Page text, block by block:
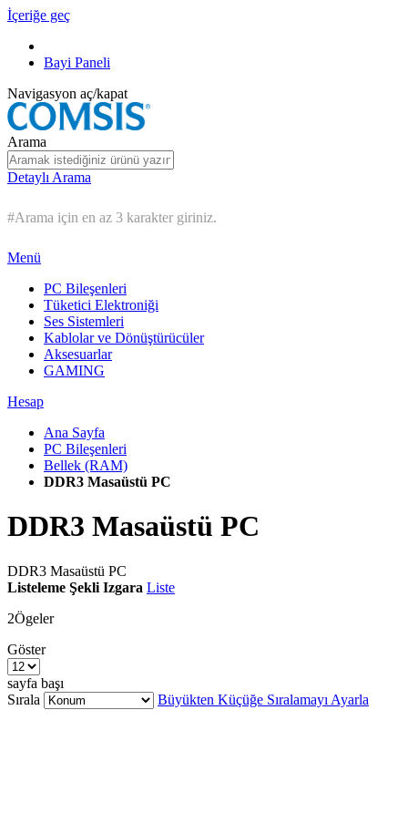
İçeriğe geç
Bayi Paneli
Navigasyon aç/kapat
Arama
Detaylı Arama
#Arama için en az 3 karakter giriniz.
Menü
PC Bileşenleri
Tüketici Elektroniği
Ses Sistemleri
Kablolar ve Dönüştürücüler
Aksesuarlar
GAMING
Hesap
Ana Sayfa
PC Bileşenleri
Bellek (RAM)
DDR3 Masaüstü PC
DDR3 Masaüstü PC
DDR3 Masaüstü PC
Listeleme Şekli Izgara Liste
2Ögeler
Göster
sayfa başı
Sırala
Büyükten Küçüğe Sıralamayı Ayarla